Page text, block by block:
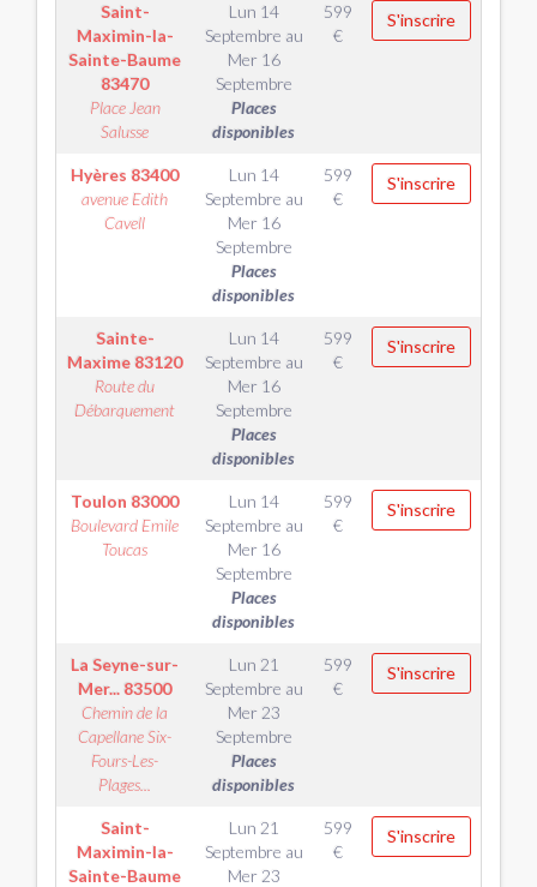
Saint-
Maximin-la-
Sainte-Baume
83470
Place Jean
Salusse
Lun 14
Septembre au
Mer 16
Septembre
Places
disponibles
599
€
S'inscrire
Hyères 83400
avenue Edith
Cavell
Lun 14
Septembre au
Mer 16
Septembre
Places
disponibles
599
€
S'inscrire
Sainte-
Maxime 83120
Route du
Débarquement
Lun 14
Septembre au
Mer 16
Septembre
Places
disponibles
599
€
S'inscrire
Toulon 83000
Boulevard Emile
Toucas
Lun 14
Septembre au
Mer 16
Septembre
Places
disponibles
599
€
S'inscrire
La Seyne-sur-
Mer... 83500
Chemin de la
Capellane Six-
Fours-Les-
Plages...
Lun 21
Septembre au
Mer 23
Septembre
Places
disponibles
599
€
S'inscrire
Saint-
Maximin-la-
Sainte-Baume
Lun 21
Septembre au
Mer 23
599
€
S'inscrire